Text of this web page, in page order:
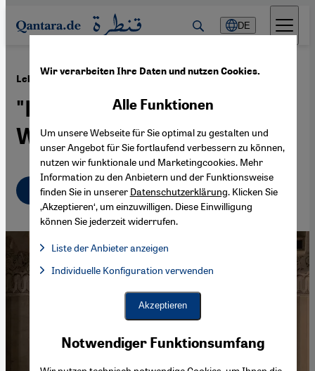
Direkt zum Inhalt springen
DE
Lektionen aus dem Erdbeben in Marokko ·05.10.2023
"Das Beben wird ein
Wendepunkt sein"
Deutsch English
Wir verarbeiten Ihre Daten und nutzen Cookies.
Notwendiger Funktionsumfang
Alle Funktionen
Um unsere Webseite für Sie optimal zu gestalten und
unser Angebot für Sie fortlaufend verbessern zu können,
nutzen wir funktionale und Marketingcookies. Mehr
Information zu den Anbietern und der Funktionsweise
finden Sie in unserer Datenschutzerklärung. Klicken Sie
‚Akzeptieren‘, um einzuwilligen. Diese Einwilligung
können Sie jederzeit widerrufen.
Liste der Anbieter anzeigen
Facebook Embed / Facebook Connect, Google Maps Embed,
Facebook Embed / Facebook Connect
Google Maps Embed
Individuelle Konfiguration verwenden
Akzeptieren